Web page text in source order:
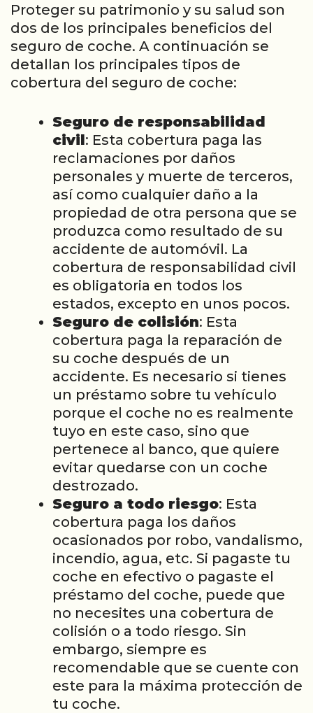
Proteger su patrimonio y su salud son
dos de los principales beneficios del
seguro de coche. A continuación se
detallan los principales tipos de
cobertura del seguro de coche:
Seguro de responsabilidad
civil: Esta cobertura paga las
reclamaciones por daños
personales y muerte de terceros,
así como cualquier daño a la
propiedad de otra persona que se
produzca como resultado de su
accidente de automóvil. La
cobertura de responsabilidad civil
es obligatoria en todos los
estados, excepto en unos pocos.
Seguro de colisión: Esta
cobertura paga la reparación de
su coche después de un
accidente. Es necesario si tienes
un préstamo sobre tu vehículo
porque el coche no es realmente
tuyo en este caso, sino que
pertenece al banco, que quiere
evitar quedarse con un coche
destrozado.
Seguro a todo riesgo: Esta
cobertura paga los daños
ocasionados por robo, vandalismo,
incendio, agua, etc. Si pagaste tu
coche en efectivo o pagaste el
préstamo del coche, puede que
no necesites una cobertura de
colisión o a todo riesgo. Sin
embargo, siempre es
recomendable que se cuente con
este para la máxima protección de
tu coche.